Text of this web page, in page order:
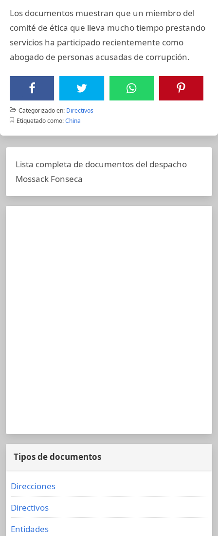
Los documentos muestran que un miembro del
comité de ética que lleva mucho tiempo prestando
servicios ha participado recientemente como
abogado de personas acusadas de corrupción.
Categorizado en: Directivos
Etiquetado como: China
Lista completa de documentos del despacho
Mossack Fonseca
Tipos de documentos
Direcciones
Directivos
Entidades